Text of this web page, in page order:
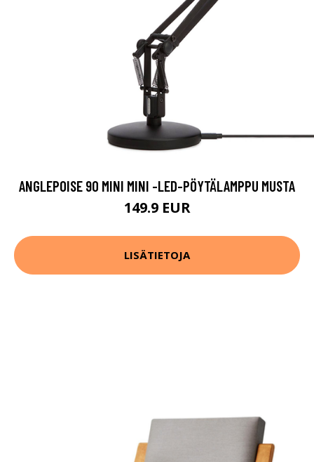
ANGLEPOISE 90 MINI MINI -LED-PÖYTÄLAMPPU MUSTA
149.9 EUR
LISÄTIETOJA